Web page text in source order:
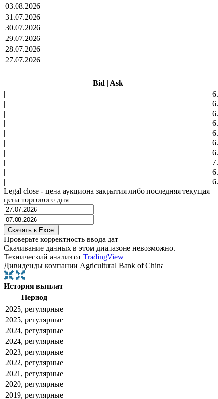
03.08.2026
31.07.2026
30.07.2026
29.07.2026
28.07.2026
27.07.2026
Bid | Ask
|
|
|
|
|
|
|
|
|
|
Legal close - цена аукциона закрытия либо последняя текущая
цена торгового дня
Проверьте корректность ввода дат
Скачивание данных в этом диапазоне невозможно.
Технический анализ от TradingView
Дивиденды компании Agricultural Bank of China
История выплат
Период
2025, регулярные
2025, регулярные
2024, регулярные
2024, регулярные
2023, регулярные
2022, регулярные
2021, регулярные
2020, регулярные
2019, регулярные